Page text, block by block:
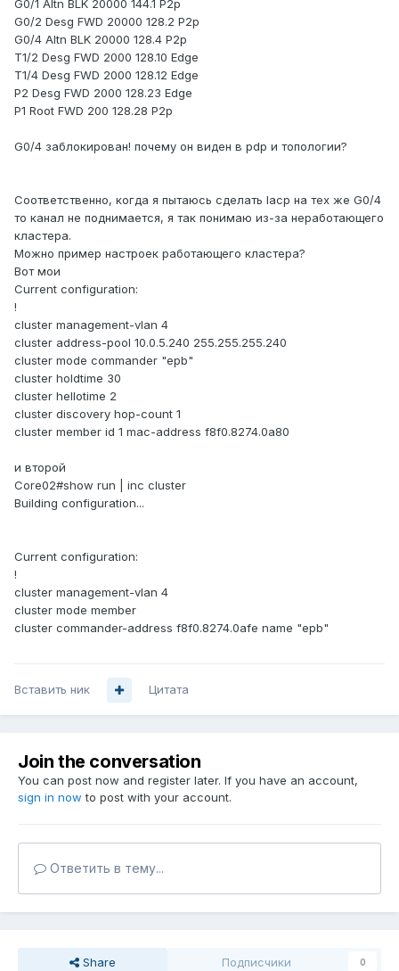
G0/1 Altn BLK 20000 144.1 P2p
G0/2 Desg FWD 20000 128.2 P2p
G0/4 Altn BLK 20000 128.4 P2p
T1/2 Desg FWD 2000 128.10 Edge
T1/4 Desg FWD 2000 128.12 Edge
P2 Desg FWD 2000 128.23 Edge
P1 Root FWD 200 128.28 P2p
G0/4 заблокирован! почему он виден в pdp и топологии?
Соответственно, когда я пытаюсь сделать lacp на тех же G0/4
то канал не поднимается, я так понимаю из-за неработающего
кластера.
Можно пример настроек работающего кластера?
Вот мои
Current configuration:
!
cluster management-vlan 4
cluster address-pool 10.0.5.240 255.255.255.240
cluster mode commander "epb"
cluster holdtime 30
cluster hellotime 2
cluster discovery hop-count 1
cluster member id 1 mac-address f8f0.8274.0a80
и второй
Core02#show run | inc cluster
Building configuration...
Current configuration:
!
cluster management-vlan 4
cluster mode member
cluster commander-address f8f0.8274.0afe name "epb"
Вставить ник Цитата
Join the conversation
You can post now and register later. If you have an account,
sign in now to post with your account.
Ответить в тему...
Share Подписчики 0